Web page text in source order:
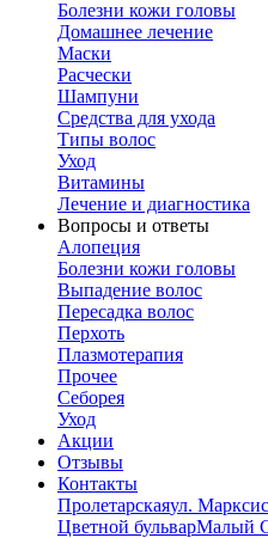
Болезни кожи головы
Домашнее лечение
Маски
Расчески
Шампуни
Средства для ухода
Типы волос
Уход
Витамины
Лечение и диагностика
Вопросы и ответы
Алопеция
Болезни кожи головы
Выпадение волос
Пересадка волос
Перхоть
Плазмотерапия
Прочее
Себорея
Уход
Акции
Отзывы
Контакты
Пролетарскаяул.
Цветной бульварМалый